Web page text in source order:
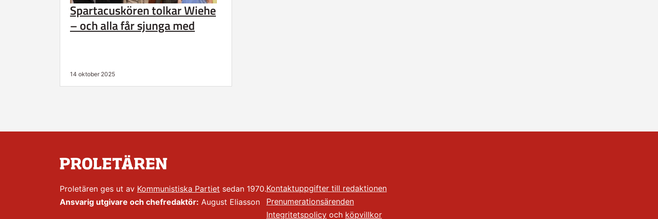
Spartacuskören tolkar Wiehe
– och alla får sjunga med
14 oktober 2025
Proletären ges ut av Kommunistiska Partiet sedan 1970.
Ansvarig utgivare och chefredaktör: August Eliasson
Kontaktuppgifter till redaktionen
Prenumerationsärenden
Integritetspolicy och köpvillkor